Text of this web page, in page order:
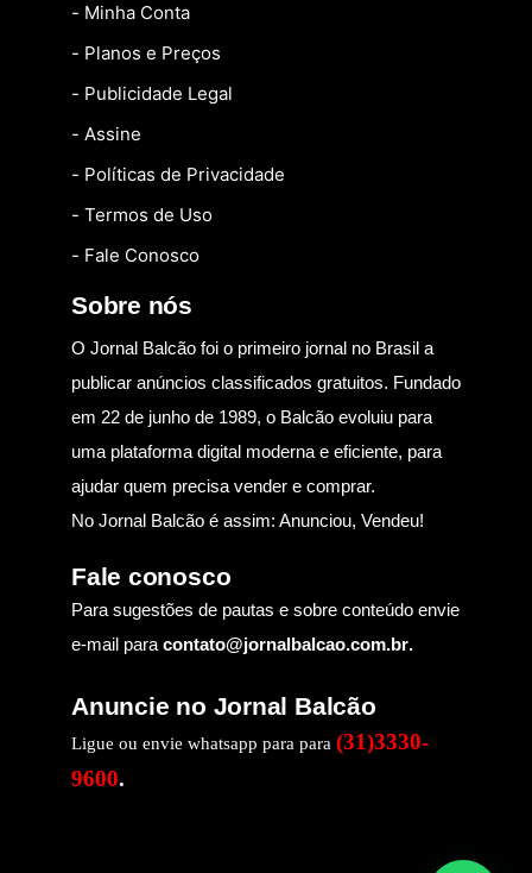
- Minha Conta
- Planos e Preços
- Publicidade Legal
- Assine
- Políticas de Privacidade
- Termos de Uso
- Fale Conosco
Sobre nós
O Jornal Balcão foi o primeiro jornal no Brasil a
publicar anúncios classificados gratuitos. Fundado
em 22 de junho de 1989, o Balcão evoluiu para
uma plataforma digital moderna e eficiente, para
ajudar quem precisa vender e comprar.
No Jornal Balcão é assim: Anunciou, Vendeu!
Fale conosco
Para sugestões de pautas e sobre conteúdo envie
e-mail para contato@jornalbalcao.com.br.
Anuncie no Jornal Balcão
Ligue ou envie whatsapp para para (31)3330-
9600.